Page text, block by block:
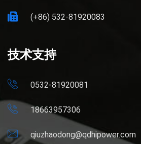
(+86) 532-81920083
技术支持
0532-81920081
18663957306
qiuzhaodong@qdhipower.com